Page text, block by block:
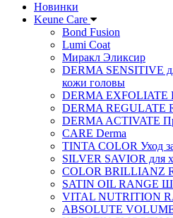
Новинки
Keune Care
Bond Fusion
Lumi Coat
Миракл Эликсир
DERMA SENSITIVE
кожи головы
DERMA EXFOLIATE
DERMA REGULATE
DERMA ACTIVATE
CARE Derma
TINTA COLOR Уход
SILVER SAVIOR для
COLOR BRILLIANZ
SATIN OIL RANGE
VITAL NUTRITION
ABSOLUTE